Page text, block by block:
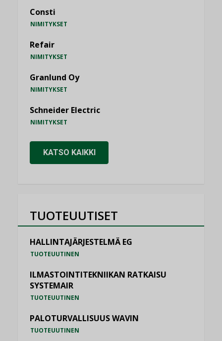
Consti
NIMITYKSET
Refair
NIMITYKSET
Granlund Oy
NIMITYKSET
Schneider Electric
NIMITYKSET
KATSO KAIKKI
TUOTEUUTISET
HALLINTAJÄRJESTELMÄ EG
TUOTEUUTINEN
ILMASTOINTITEKNIIKAN RATKAISU
SYSTEMAIR
TUOTEUUTINEN
PALOTURVALLISUUS WAVIN
TUOTEUUTINEN